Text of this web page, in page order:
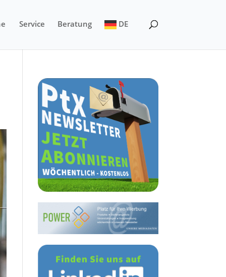
Service Beratung DE